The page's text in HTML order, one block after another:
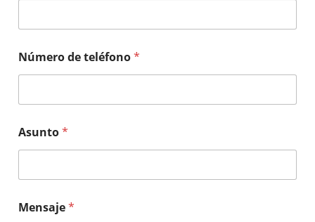
Número de teléfono*
Asunto*
Mensaje*